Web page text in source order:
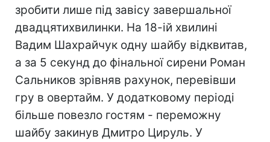
зробити лише під завісу завершальної
двадцятихвилинки. На 18-ій хвилині
Вадим Шахрайчук одну шайбу відквитав,
а за 5 секунд до фінальної сирени Роман
Сальников зрівняв рахунок, перевівши
гру в овертайм. У додатковому періоді
більше повезло гостям - переможну
шайбу закинув Дмитро Цируль. У